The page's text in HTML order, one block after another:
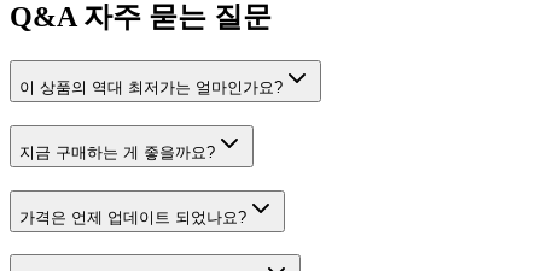
Q&A자주 묻는 질문
이 상품의 역대 최저가는 얼마인가요?
지금 구매하는 게 좋을까요?
가격은 언제 업데이트 되었나요?